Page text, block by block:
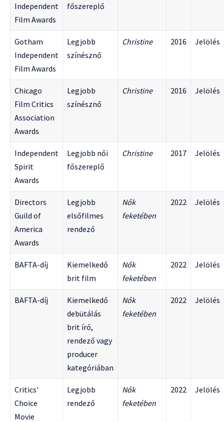
Independent
Film Awards
főszereplő
Gotham
Independent
Film Awards
Legjobb
színésznő
Christine 2016 Jelölés
Chicago
Film Critics
Association
Awards
Legjobb
színésznő
Christine 2016 Jelölés
Independent
Spirit
Awards
Legjobb női
főszereplő
Christine 2017 Jelölés
Directors
Guild of
America
Awards
Legjobb
elsőfilmes
rendező
Nők
feketében
2022 Jelölés
BAFTA-díj
Kiemelkedő
brit film
Nők
feketében
2022 Jelölés
BAFTA-díj
Kiemelkedő
debütálás
brit író,
rendező vagy
producer
kategóriában
Nők
feketében
2022 Jelölés
Critics'
Choice
Movie
Legjobb
rendező
Nők
feketében
2022 Jelölés